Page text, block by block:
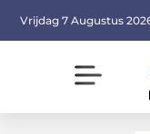
Vrijdag 7 Augustus